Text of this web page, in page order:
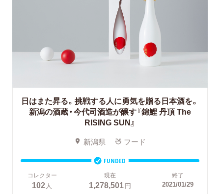
日はまた昇る。挑戦する人に勇気を贈る日本酒を。
新潟の酒蔵・今代司酒造が醸す『錦鯉 丹頂 The
RISING SUN』
新潟県 フード
FUNDED
コレクター
102人
現在
1,278,501円
終了
2021/01/29